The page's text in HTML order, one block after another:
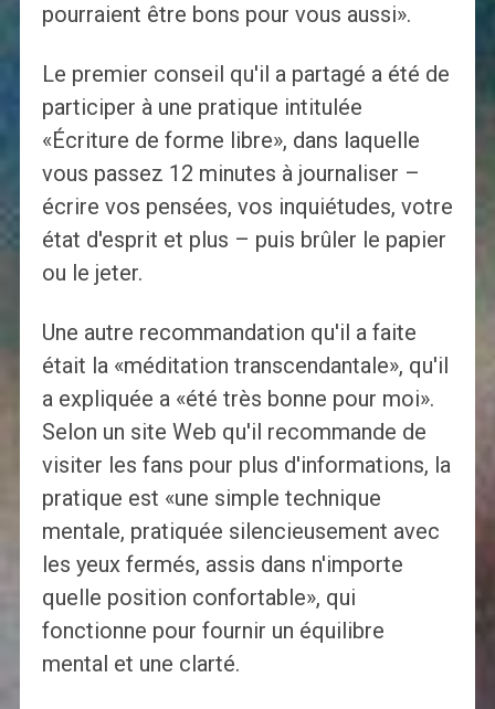
pourraient être bons pour vous aussi».
Le premier conseil qu'il a partagé a été de
participer à une pratique intitulée
«Écriture de forme libre», dans laquelle
vous passez 12 minutes à journaliser –
écrire vos pensées, vos inquiétudes, votre
état d'esprit et plus – puis brûler le papier
ou le jeter.
Une autre recommandation qu'il a faite
était la «méditation transcendantale», qu'il
a expliquée a «été très bonne pour moi».
Selon un site Web qu'il recommande de
visiter les fans pour plus d'informations, la
pratique est «une simple technique
mentale, pratiquée silencieusement avec
les yeux fermés, assis dans n'importe
quelle position confortable», qui
fonctionne pour fournir un équilibre
mental et une clarté.